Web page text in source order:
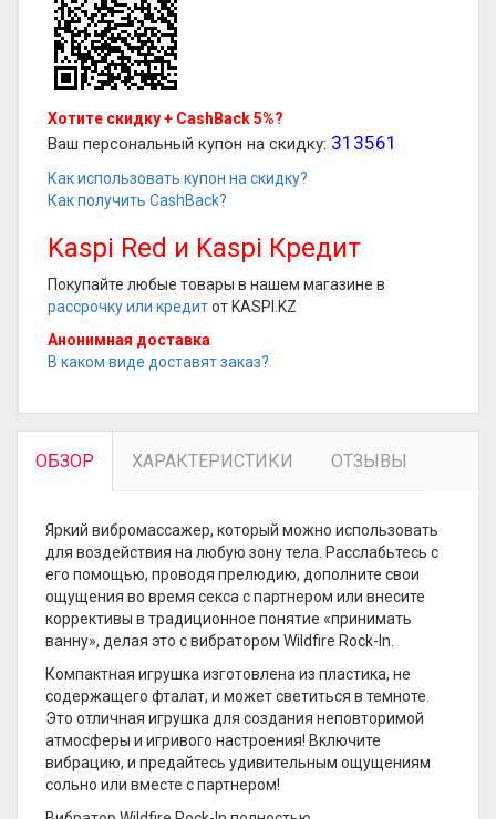
Хотите скидку + CashBack 5%?
Ваш персональный купон на скидку: 313561
Как использовать купон на скидку?
Как получить CashBack?
Kaspi Red и Kaspi Кредит
Покупайте любые товары в нашем магазине в
рассрочку или кредитот KASPI.KZ
Анонимная доставка
В каком виде доставят заказ?
ОБЗОР ХАРАКТЕРИСТИКИ ОТЗЫВЫ
Яркий вибромассажер, который можно использовать
для воздействия на любую зону тела. Расслабьтесь с
его помощью, проводя прелюдию, дополните свои
ощущения во время секса с партнером или внесите
коррективы в традиционное понятие «принимать
ванну», делая это с вибратором Wildfire Rock-In.
Компактная игрушка изготовлена из пластика, не
содержащего фталат, и может светиться в темноте.
Это отличная игрушка для создания неповторимой
атмосферы и игривого настроения! Включите
вибрацию, и предайтесь удивительным ощущениям
сольно или вместе с партнером!